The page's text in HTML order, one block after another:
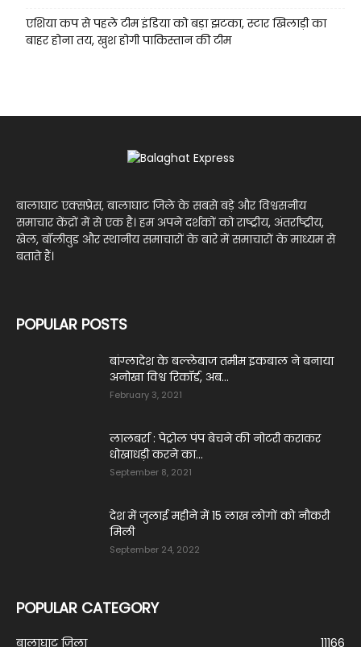
एशिया कप से पहले टीम इंडिया को बड़ा झटका, स्टार खिलाड़ी का
बाहर होना तय, खुश होगी पाकिस्तान की टीम
बालाघाट एक्सप्रेस, बालाघाट जिले के सबसे बड़े और विश्वसनीय
समाचार केंद्रों में से एक है। हम अपने दर्शकों को राष्ट्रीय, अंतर्राष्ट्रीय,
खेल, बॉलीवुड और स्थानीय समाचारों के बारे में समाचारों के माध्यम से
बताते हैं।
POPULAR POSTS
बांग्लादेश के बल्लेबाज तमीम इकबाल ने बनाया
अनोखा विश्व रिकॉर्ड, अब...
February 3, 2021
लालबर्रा : पेट्रोल पंप बेचने की नोटरी कराकर
धोखाधड़ी करने का...
September 8, 2021
देश में जुलाई महीने में 15 लाख लोगों को नौक‎री
‎मिली
September 24, 2022
POPULAR CATEGORY
बालाघाट जिला 11166